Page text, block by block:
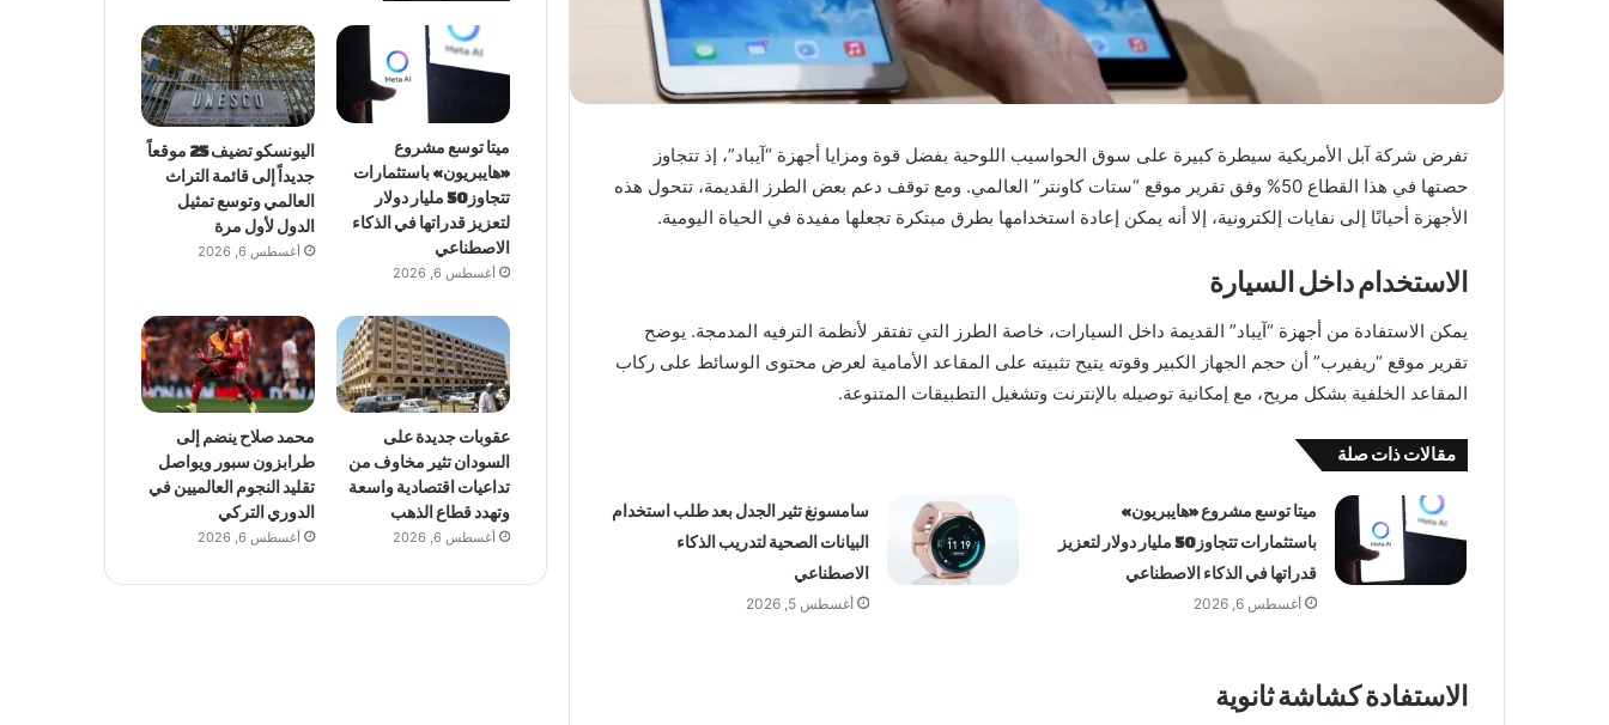
تفرض شركة آبل الأمريكية سيطرة كبيرة على سوق الحواسيب اللوحية بفضل قوة ومزايا أجهزة “آيباد”، إذ تتجاوز
حصتها في هذا القطاع 50% وفق تقرير موقع “ستات كاونتر” العالمي. ومع توقف دعم بعض الطرز القديمة، تتحول هذه
الأجهزة أحيانًا إلى نفايات إلكترونية، إلا أنه يمكن إعادة استخدامها بطرق مبتكرة تجعلها مفيدة في الحياة اليومية.
الاستخدام داخل السيارة
يمكن الاستفادة من أجهزة “آيباد” القديمة داخل السيارات، خاصة الطرز التي تفتقر لأنظمة الترفيه المدمجة. يوضح
تقرير موقع “ريفيرب” أن حجم الجهاز الكبير وقوته يتيح تثبيته على المقاعد الأمامية لعرض محتوى الوسائط على ركاب
المقاعد الخلفية بشكل مريح، مع إمكانية توصيله بالإنترنت وتشغيل التطبيقات المتنوعة.
مقالات ذات صلة
ميتا توسع مشروع «هايبريون»
باستثمارات تتجاوز 50 مليار دولار لتعزيز
قدراتها في الذكاء الاصطناعي
أغسطس 6, 2026
سامسونغ تثير الجدل بعد طلب استخدام
البيانات الصحية لتدريب الذكاء
الاصطناعي
أغسطس 5, 2026
الاستفادة كشاشة ثانوية
ميتا توسع مشروع
«هايبريون» باستثمارات
تتجاوز 50 مليار دولار
لتعزيز قدراتها في الذكاء
الاصطناعي
أغسطس 6, 2026
اليونسكو تضيف 25 موقعاً
جديداً إلى قائمة التراث
العالمي وتوسع تمثيل
الدول لأول مرة
أغسطس 6, 2026
عقوبات جديدة على
السودان تثير مخاوف من
تداعيات اقتصادية واسعة
وتهدد قطاع الذهب
أغسطس 6, 2026
محمد صلاح ينضم إلى
طرابزون سبور ويواصل
تقليد النجوم العالميين في
الدوري التركي
أغسطس 6, 2026